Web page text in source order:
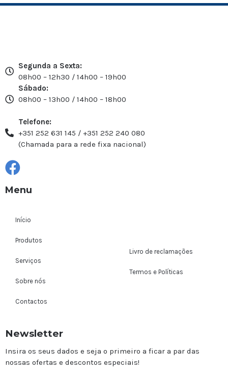
Segunda a Sexta:
08h00 – 12h30 / 14h00 – 19h00
Sábado:
08h00 – 13h00 / 14h00 – 18h00
Telefone:
+351 252 631 145 / +351 252 240 080
(Chamada para a rede fixa nacional)
Menu
Início
Produtos
Serviços
Sobre nós
Contactos
Livro de reclamações
Termos e Políticas
Newsletter
Insira os seus dados e seja o primeiro a ficar a par das
nossas ofertas e descontos especiais!